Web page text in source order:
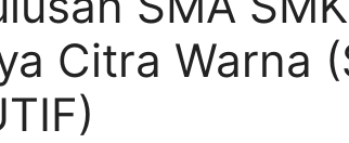
Citra Warna